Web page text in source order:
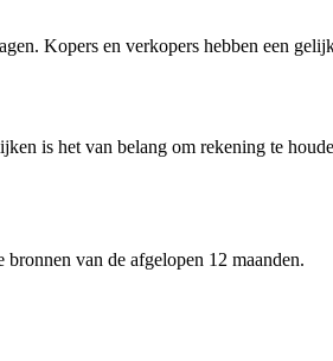
Kopers en verkopers hebben een
is het van belang om rekening te
van de afgelopen 12 maanden.